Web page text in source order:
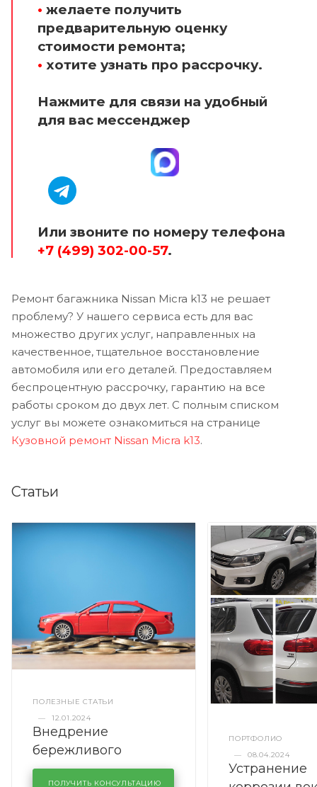
• желаете получить
предварительную оценку
стоимости ремонта;
• хотите узнать про рассрочку.
Нажмите для связи на удобный
для вас мессенджер
Или звоните по номеру телефона
+7 (499) 302-00-57.
Ремонт багажника Nissan Micra k13 не решает
проблему? У нашего сервиса есть для вас
множество других услуг, направленных на
качественное, тщательное восстановление
автомобиля или его деталей. Предоставляем
беспроцентную рассрочку, гарантию на все
работы сроком до двух лет. С полным списком
услуг вы можете ознакомиться на странице
Кузовной ремонт Nissan Micra k13.
Статьи
ПОЛЕЗНЫЕ СТАТЬИ
—
12.01.2024
Внедрение
бережливого
производства в
ПОЛУЧИТЬ КОНСУЛЬТАЦИЮ
ПОРТФОЛИО
—
08.04.2024
Устранение